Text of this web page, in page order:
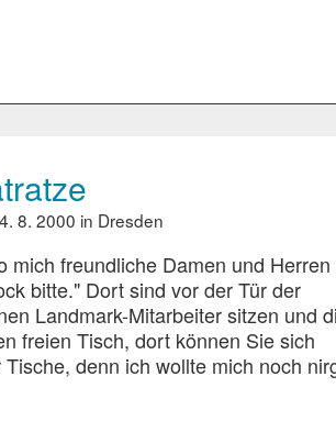
8. 2000 in Dresden
mich freundliche Damen und Herren
bitte." Dort sind vor der Tür der
Landmark-Mitarbeiter sitzen und
freien Tisch, dort können Sie sich
denn ich wollte mich noch